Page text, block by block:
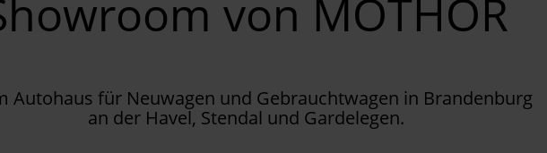
von MOTHOR
Autohaus für Neuwagen und Gebrauchtwagen in Brandenburg
an der Havel, Stendal und Gardelegen.